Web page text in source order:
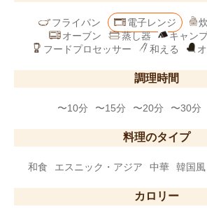
フライパン 電子レンジ
オーブン
蒸し器
キャン
フードプロセッサー
和える
調理時間
〜10分 〜15分 〜20分 〜30分
料理のタイプ
和食 エスニック・アジア 中華 韓国風
カロリー